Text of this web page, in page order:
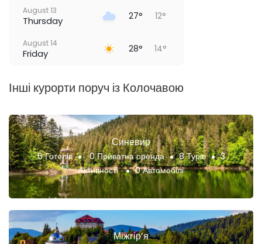
August 13
Thursday 27° 12°
August 14
Friday 28° 14°
Інші курорти поруч із Колочавою
Синевир
6 Готелів 0 Приватна оренда 8 Турів
3
Активності
0 Автомобілі
Міжгір’я